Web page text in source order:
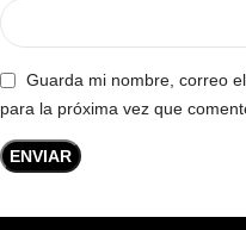
Guarda mi nombre, correo
para la próxima vez que